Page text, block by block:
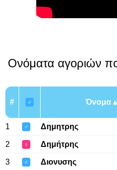
Ονόματα αγοριών
# ♂ Όνομα
1 ♂ Δημητρης
2 ♀ Δημήτρης
3 ♂ Διονυσης